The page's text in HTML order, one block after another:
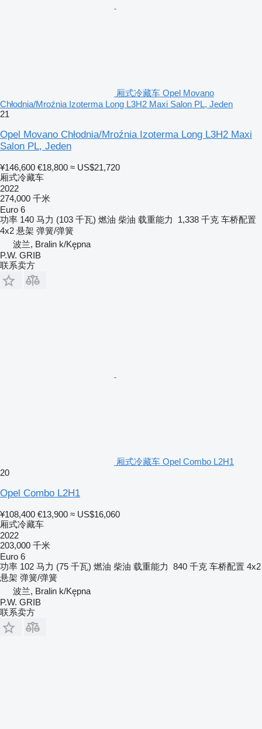
厢式冷藏车 Opel Movano
Chłodnia/Mroźnia Izoterma Long L3H2 Maxi Salon PL, Jeden
21
Opel Movano Chłodnia/Mroźnia Izoterma Long L3H2 Maxi
Salon PL, Jeden
¥146,600 €18,800 ≈ US$21,720
厢式冷藏车
2022
274,000 千米
Euro 6
功率 140 马力 (103 千瓦) 燃油 柴油 载重能力 1,338 千克 车桥配置
4x2 悬架 弹簧/弹簧
波兰, Bralin k/Kępna
P.W. GRIB
联系卖方
厢式冷藏车 Opel Combo L2H1
20
Opel Combo L2H1
¥108,400 €13,900 ≈ US$16,060
厢式冷藏车
2022
203,000 千米
Euro 6
功率 102 马力 (75 千瓦) 燃油 柴油 载重能力 840 千克 车桥配置 4x2
悬架 弹簧/弹簧
波兰, Bralin k/Kępna
P.W. GRIB
联系卖方